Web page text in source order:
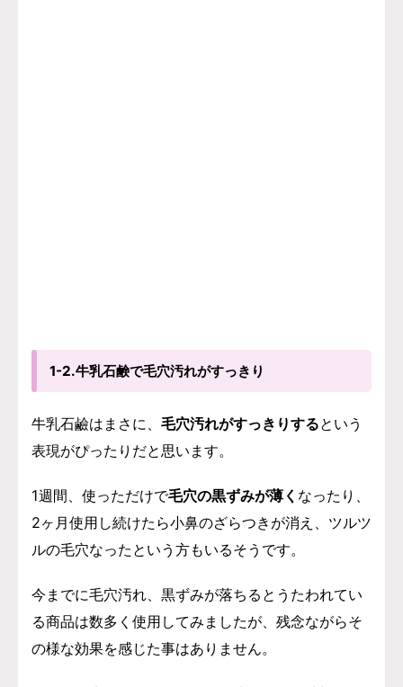
1-2.牛乳石鹸で毛穴汚れがすっきり
牛乳石鹼はまさに、 毛穴汚れがすっきりするという
表現がぴったりだと思います。
1週間、使っただけで毛穴の黒ずみが薄く なったり、
2ヶ月使用し続けたら小鼻のざらつきが消え、ツルツ
ルの毛穴なったという方もいるそうです。
今までに毛穴汚れ、黒ずみが落ちるとうたわれてい
る商品は数多く使用してみましたが、残念ながらそ
の様な効果を感じた事はありません。